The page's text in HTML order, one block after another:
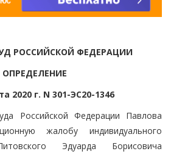
РОССИЙСКОЙ ФЕДЕРАЦИИ
ОПРЕДЕЛЕНИЕ
2020 г. N 301-ЭС20-1346
Российской Федерации Павлова
жалобу индивидуального
Эдуарда Борисовича